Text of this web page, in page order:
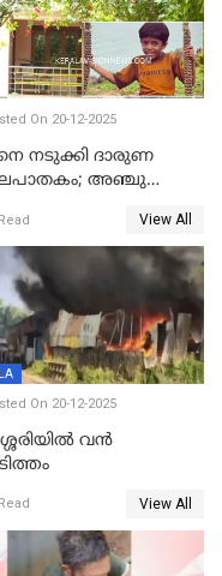
On 20-12-2025
നടുക്കി ദാരുണ
അഞ്ചു
കൊന്നു
View All
On 20-12-2025
വൻ
View All